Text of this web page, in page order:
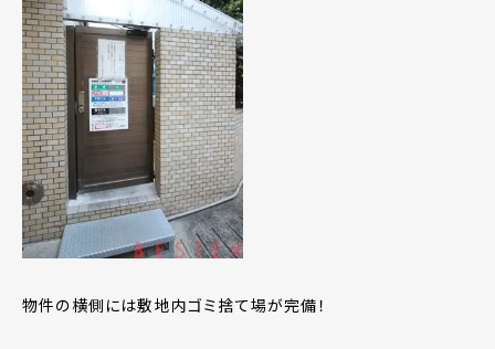
物件の横側には敷地内ゴミ捨て場が完備！